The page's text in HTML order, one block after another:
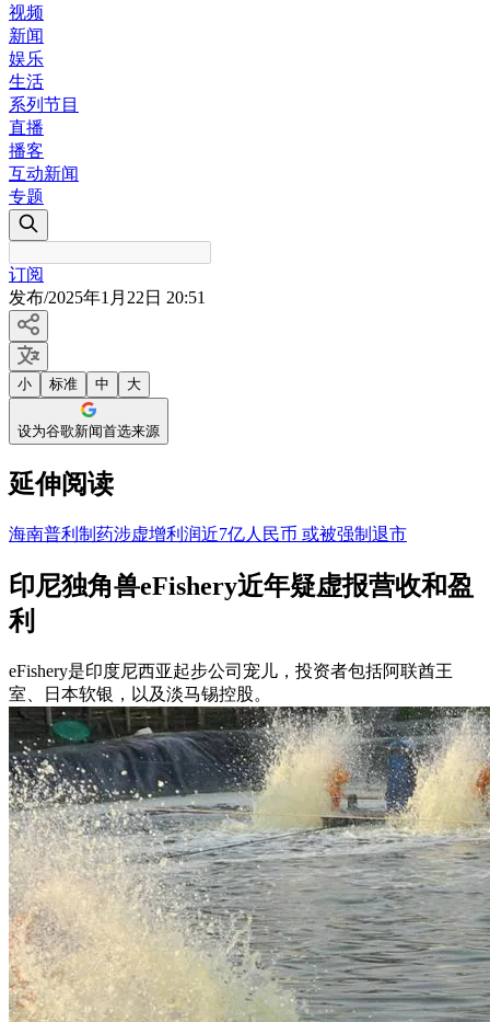
视频
新闻
娱乐
生活
系列节目
直播
播客
互动新闻
专题
订阅
发布/2025年1月22日 20:51
小 标准 中 大
设为谷歌新闻首选来源
延伸阅读
海南普利制药涉虚增利润近7亿人民币 或被强制退市
印尼独角兽eFishery近年疑虚报营收和盈
利
eFishery是印度尼西亚起步公司宠儿，投资者包括阿联酋王
室、日本软银，以及淡马锡控股。